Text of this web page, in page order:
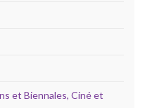
et Biennales, Ciné et